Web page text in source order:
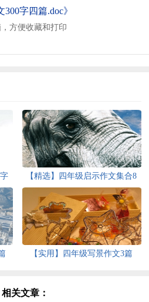
字四篇.doc》
方便收藏和打印
【精选】四年级启示作文集合8
篇
【实用】四年级写景作文3篇
关文章：